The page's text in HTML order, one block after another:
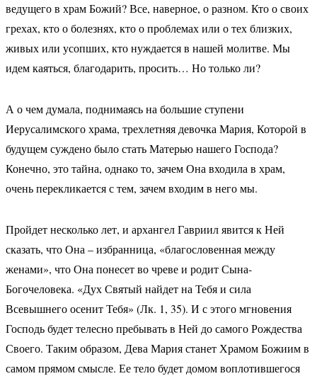
ведущего в храм Божий? Все, наверное, о разном. Кто о своих
грехах, кто о болезнях, кто о проблемах или о тех близких,
живых или усопших, кто нуждается в нашей молитве. Мы
идем каяться, благодарить, просить… Но только ли?
А о чем думала, поднимаясь на большие ступени
Иерусалимского храма, трехлетняя девочка Мария, Которой в
будущем суждено было стать Матерью нашего Господа?
Конечно, это тайна, однако то, зачем Она входила в храм,
очень перекликается с тем, зачем входим в него мы.
Пройдет несколько лет, и архангел Гавриил явится к Ней
сказать, что Она – избранница, «благословенная между
женами», что Она понесет во чреве и родит Сына-
Богочеловека. «Дух Святый найдет на Тебя и сила
Всевышнего осенит Тебя» (Лк. 1, 35). И с этого мгновения
Господь будет телесно пребывать в Ней до самого Рождества
Своего. Таким образом, Дева Мария станет Храмом Божиим в
самом прямом смысле. Ее тело будет домом воплотившегося